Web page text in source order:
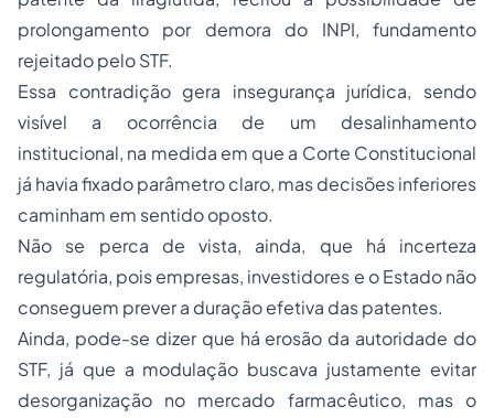
prolongamento por demora do INPI, fundamento
rejeitado pelo STF.
Essa contradição gera insegurança jurídica, sendo
visível a ocorrência de um desalinhamento
institucional, na medida em que a Corte Constitucional
já havia fixado parâmetro claro, mas decisões inferiores
caminham em sentido oposto.
Não se perca de vista, ainda, que há incerteza
regulatória, pois empresas, investidores e o Estado não
conseguem prever a duração efetiva das patentes.
Ainda, pode-se dizer que há erosão da autoridade do
STF, já que a modulação buscava justamente evitar
desorganização no mercado farmacêutico, mas o